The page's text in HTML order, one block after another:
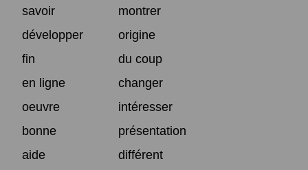
savoir
montrer
développer
origine
fin
du coup
en ligne
changer
oeuvre
intéresser
bonne
présentation
aide
différent